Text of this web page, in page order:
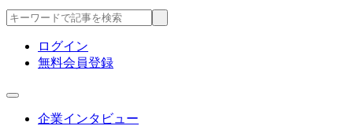
ログイン
無料会員登録
企業インタビュー